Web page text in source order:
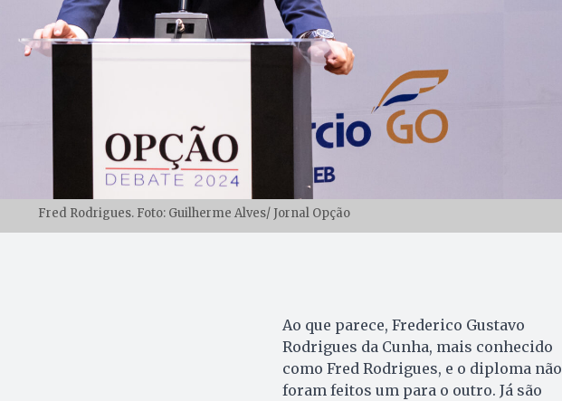
Fred Rodrigues. Foto: Guilherme Alves/ Jornal Opção
Ao que parece, Frederico Gustavo
Rodrigues da Cunha, mais conhecido
como Fred Rodrigues, e o diploma não
foram feitos um para o outro. Já são